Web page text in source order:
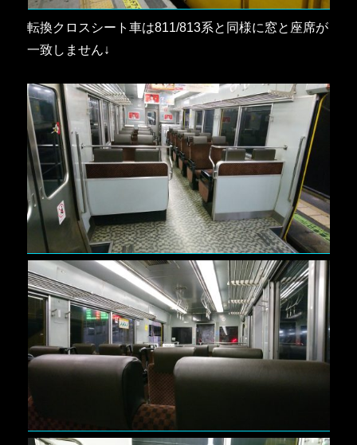
転換クロスシート車は811/813系と同様に窓と座席が
一致しません↓